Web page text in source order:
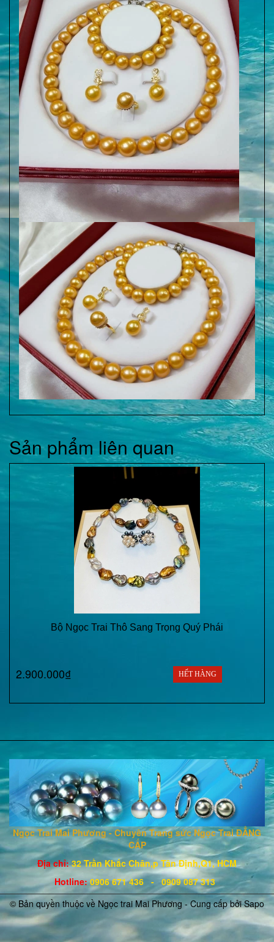
Sản phẩm liên quan
Bộ Ngọc Trai Thô Sang Trọng Quý Phái
2.900.000₫ HẾT HÀNG
Ngọc Trai Mai Phương - Chuyên Trang sức Ngọc Trai ĐẲNG
CẤP
Địa chỉ: 32 Trần Khắc Chân,p Tân Định,Q1, HCM
Hotline: 0906 671436 - 0909 087 313
© Bản quyền thuộc về Ngọc trai Mai Phương - Cung cấp bởiSapo